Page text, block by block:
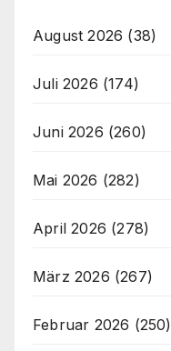
August 2026 (38)
Juli 2026 (174)
Juni 2026 (260)
Mai 2026 (282)
April 2026 (278)
März 2026 (267)
Februar 2026 (250)